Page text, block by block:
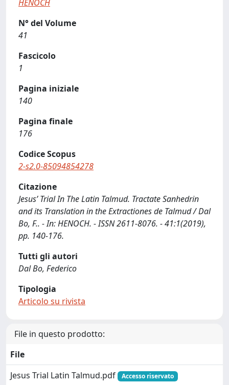
HENOCH
N° del Volume
41
Fascicolo
1
Pagina iniziale
140
Pagina finale
176
Codice Scopus
2-s2.0-85094854278
Citazione
Jesus’ Trial In The Latin Talmud. Tractate Sanhedrin
and its Translation in the Extractiones de Talmud / Dal
Bo, F.. - In: HENOCH. - ISSN 2611-8076. - 41:1(2019),
pp. 140-176.
Tutti gli autori
Dal Bo, Federico
Tipologia
Articolo su rivista
File in questo prodotto:
File
Jesus Trial Latin Talmud.pdf
Accesso riservato